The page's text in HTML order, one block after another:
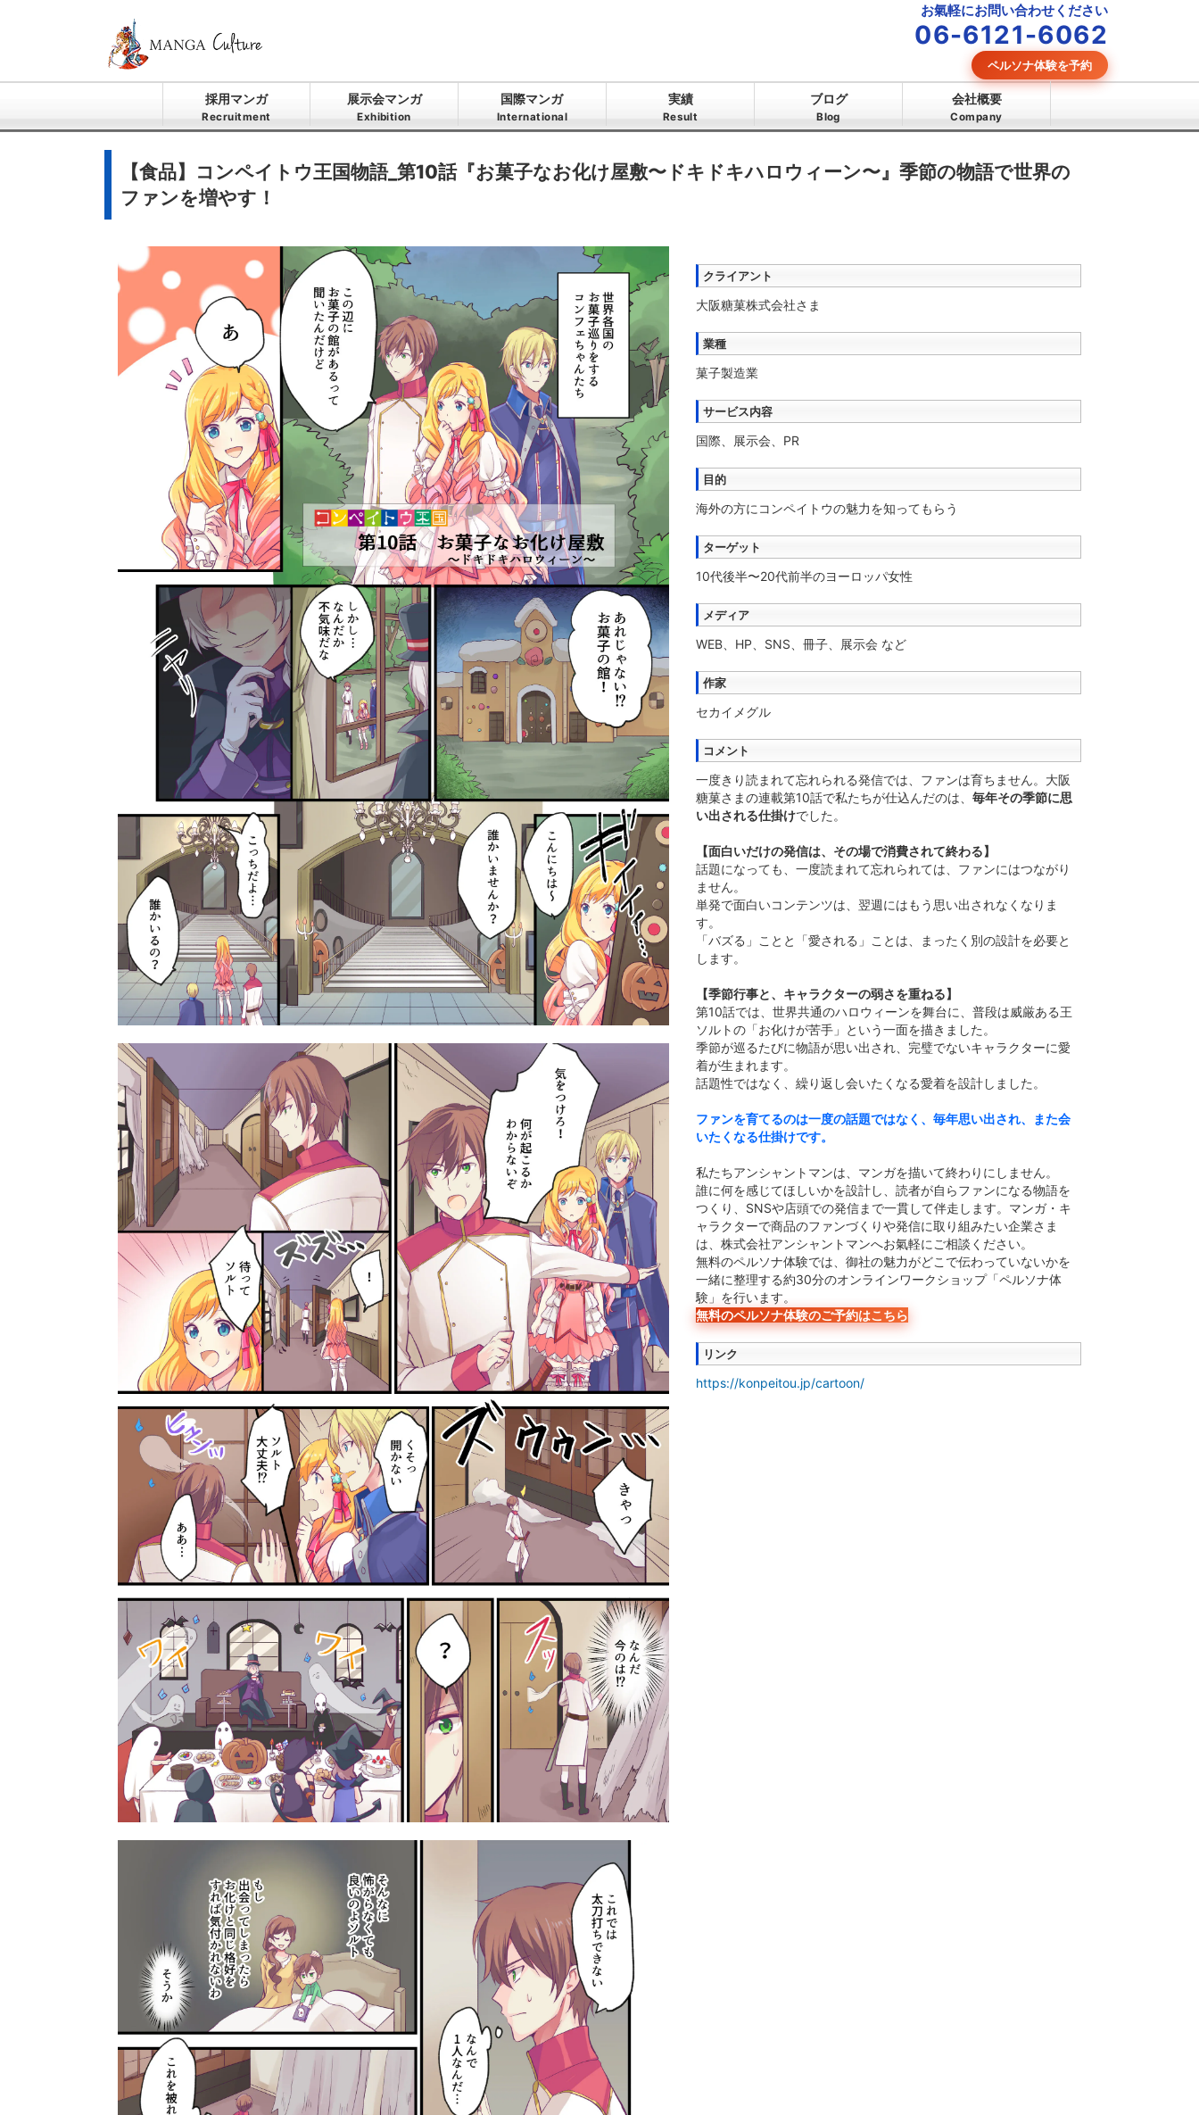
お氣軽にお問い合わせください
06-6121-6062
ペルソナ体験を予約
採用マンガ
Recruitment
展示会マンガ
Exhibition
国際マンガ
International
実績
Result
ブログ
Blog
会社概要
Company
【食品】コンペイトウ王国物語_第10話『お菓子なお化け屋敷〜ドキドキハロウィーン〜』季節の物語で世界の
ファンを増やす！
クライアント
大阪糖菓株式会社さま
業種
菓子製造業
サービス内容
国際、展示会、PR
目的
海外の方にコンペイトウの魅力を知ってもらう
ターゲット
10代後半〜20代前半のヨーロッパ女性
メディア
WEB、HP、SNS、冊子、展示会 など
作家
セカイメグル
コメント
一度きり読まれて忘れられる発信では、ファンは育ちません。大阪
糖菓さまの連載第10話で私たちが仕込んだのは、 毎年その季節に思
い出される仕掛けでした。
【面白いだけの発信は、その場で消費されて終わる】
話題になっても、一度読まれて忘れられては、ファンにはつながり
ません。
単発で面白いコンテンツは、翌週にはもう思い出されなくなりま
す。
「バズる」ことと「愛される」ことは、まったく別の設計を必要と
します。
【季節行事と、キャラクターの弱さを重ねる】
第10話では、世界共通のハロウィーンを舞台に、普段は威厳ある王
ソルトの「お化けが苦手」という一面を描きました。
季節が巡るたびに物語が思い出され、完璧でないキャラクターに愛
着が生まれます。
話題性ではなく、繰り返し会いたくなる愛着を設計しました。
ファンを育てるのは一度の話題ではなく、毎年思い出され、また会
いたくなる仕掛けです。
私たちアンシャントマンは、マンガを描いて終わりにしません。
誰に何を感じてほしいかを設計し、読者が自らファンになる物語を
つくり、SNSや店頭での発信まで一貫して伴走します。マンガ・キ
ャラクターで商品のファンづくりや発信に取り組みたい企業さま
は、株式会社アンシャントマンへお氣軽にご相談ください。
無料のペルソナ体験では、御社の魅力がどこで伝わっていないかを
一緒に整理する約30分のオンラインワークショップ「ペルソナ体
験」を行います。
無料のペルソナ体験のご予約はこちら
リンク
https://konpeitou.jp/cartoon/